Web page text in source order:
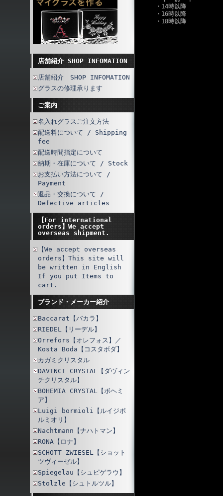
店舗紹介 SHOP INFOMATION
店舗紹介 SHOP INFOMATION
グラスの修理承ります
ご案内
名入れグラスご注文方法
配送料について / Shipping
fee
配送時間指定について
納期・在庫について / Stock
お支払い方法について /
Payment
返品・交換について /
Defective articles
【For international
orders】We accept
overseas shipment.
【We accept overseas
orders】This site will
be written in English
If you put Items to
cart.
ブランド・メーカー紹介
Baccarat【バカラ】
RIEDEL【リーデル】
Orrefors【オレフォス】／
Kosta Boda【コスタボダ】
カガミクリスタル
DAVINCI CRYSTAL【ダヴィン
チクリスタル】
BOHEMIA CRYSTAL【ボヘミ
ア】
Luigi bormioli【ルイジボ
ルミオリ】
Nachtmann【ナハトマン】
RONA【ロナ】
SCHOTT ZWIESEL【ショット
ツヴィーゼル】
Spiegelau【シュピゲラウ】
Stolzle【シュトルツル】
・14時以降
・16時以降
・18時以降